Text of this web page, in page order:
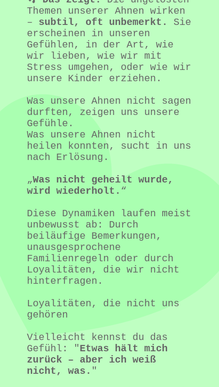
Themen unserer Ahnen wirken
– subtil, oft unbemerkt.
Sie
erscheinen in unseren
Gefühlen, in der Art, wie
wir lieben, wie wir mit
Stress umgehen, oder wie wir
unsere Kinder erziehen.
Was unsere Ahnen nicht sagen
durften, zeigen uns unsere
Gefühle.
Was unsere Ahnen nicht
heilen konnten, sucht in uns
nach Erlösung.
„Was nicht geheilt wurde,
wird wiederholt. “
Diese Dynamiken laufen meist
unbewusst ab: Durch
beiläufige Bemerkungen,
unausgesprochene
Familienregeln oder durch
Loyalitäten, die wir nicht
hinterfragen.
Loyalitäten, die nicht uns
gehören
Vielleicht kennst du das
Gefühl: "Etwas hält mich
zurück – aber ich weiß
nicht, was. "